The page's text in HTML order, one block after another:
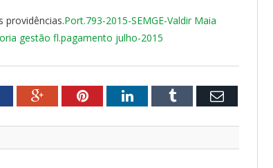
providências.Port.793-2015-SEMGE-Valdir Maia
gestão fl.pagamento julho-2015
Google+PinterestLinkedInTumblr Email